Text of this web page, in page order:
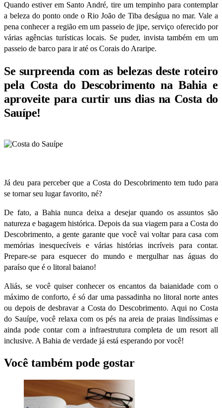
Quando estiver em Santo André, tire um tempinho para contemplar
a beleza do ponto onde o Rio João de Tiba deságua no mar. Vale a
pena conhecer a região em um passeio de jipe, serviço oferecido por
várias agências turísticas locais. Se puder, invista também em um
passeio de barco para ir até os Corais do Araripe.
Se surpreenda com as belezas deste roteiro
pela Costa do Descobrimento na Bahia e
aproveite para curtir uns dias na Costa do
Sauípe!
Já deu para perceber que a Costa do Descobrimento tem tudo para
se tornar seu lugar favorito, né?
De fato, a Bahia nunca deixa a desejar quando os assuntos são
natureza e bagagem histórica. Depois da sua viagem para a Costa do
Descobrimento, a gente garante que você vai voltar para casa com
memórias inesquecíveis e várias histórias incríveis para contar.
Prepare-se para esquecer do mundo e mergulhar nas águas do
paraíso que é o litoral baiano!
Aliás, se você quiser conhecer os encantos da baianidade com o
máximo de conforto, é só dar uma passadinha no litoral norte antes
ou depois de desbravar a Costa do Descobrimento. Aqui no Costa
do Sauípe, você relaxa com os pés na areia de praias lindíssimas e
ainda pode contar com a infraestrutura completa de um resort all
inclusive. A Bahia de verdade já está esperando por você!
Você também pode gostar